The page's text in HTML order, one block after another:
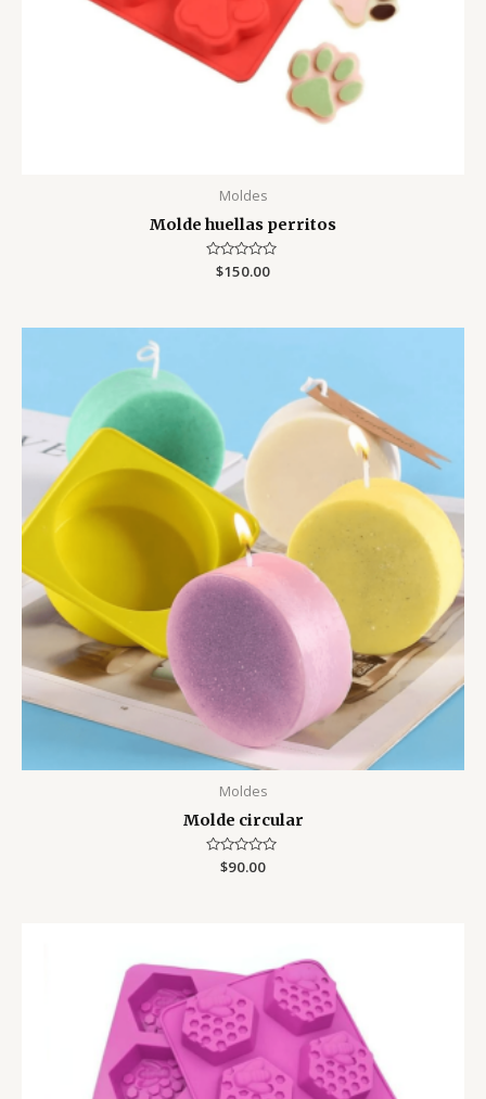
Moldes
Molde huellas perritos
Valorado
con
$150.00
Moldes
Molde circular
Valorado
con
$90.00